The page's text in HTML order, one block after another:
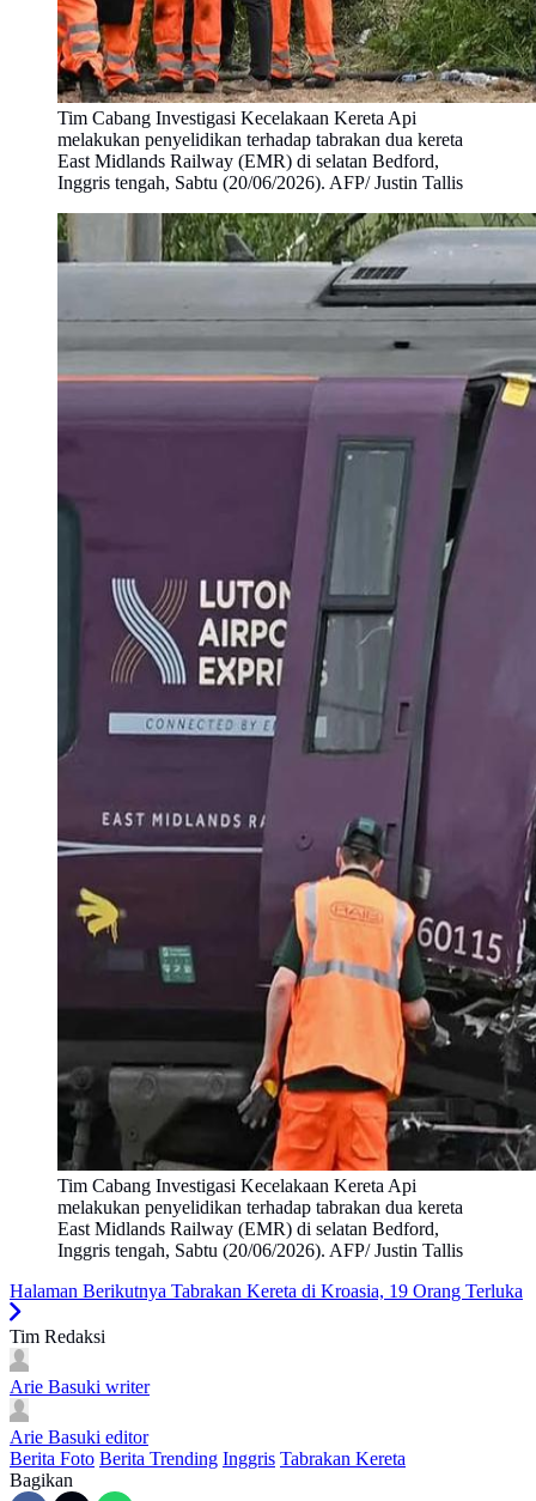
Tim Cabang Investigasi Kecelakaan Kereta Api
melakukan penyelidikan terhadap tabrakan dua kereta
East Midlands Railway (EMR) di selatan Bedford,
Inggris tengah, Sabtu (20/06/2026). AFP/ Justin Tallis
Tim Cabang Investigasi Kecelakaan Kereta Api
melakukan penyelidikan terhadap tabrakan dua kereta
East Midlands Railway (EMR) di selatan Bedford,
Inggris tengah, Sabtu (20/06/2026). AFP/ Justin Tallis
Halaman Berikutnya Tabrakan Kereta di Kroasia, 19 Orang Terluka
Tim Redaksi
Arie Basuki writer
Arie Basuki editor
Berita Foto Berita Trending Inggris Tabrakan Kereta
Bagikan